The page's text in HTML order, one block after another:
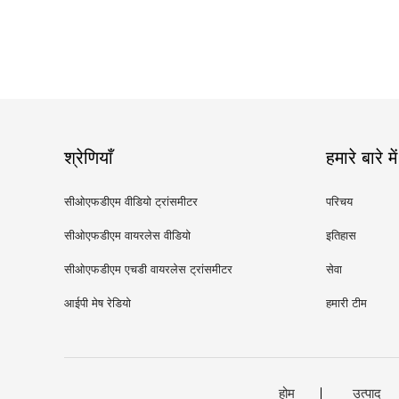
श्रेणियाँ
सीओएफडीएम वीडियो ट्रांसमीटर
सीओएफडीएम वायरलेस वीडियो
ट्रांसमीटर
सीओएफडीएम एचडी वायरलेस ट्रांसमीटर
आईपी ​​मेष रेडियो
हमारे बारे में
परिचय
इतिहास
सेवा
हमारी टीम
होम उत्पाद